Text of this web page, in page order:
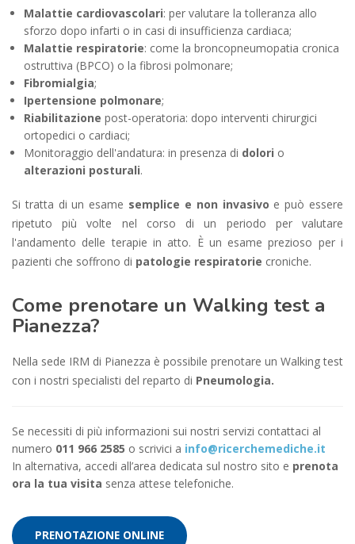
Malattie cardiovascolari: per valutare la tolleranza allo
sforzo dopo infarti o in casi di insufficienza cardiaca;
Malattie respiratorie: come la broncopneumopatia cronica
ostruttiva (BPCO) o la fibrosi polmonare;
Fibromialgia;
Ipertensione polmonare;
Riabilitazione post-operatoria: dopo interventi chirurgici
ortopedici o cardiaci;
Monitoraggio dell'andatura: in presenza di dolori o
alterazioni posturali.
Si tratta di un esame semplice e non invasivo e può essere
ripetuto più volte nel corso di un periodo per valutare
l'andamento delle terapie in atto. È un esame prezioso per i
pazienti che soffrono di patologie respiratorie croniche.
Come prenotare un Walking test a
Pianezza?
Nella sede IRM di Pianezza è possibile prenotare un Walking test
con i nostri specialisti del reparto di Pneumologia.
Se necessiti di più informazioni sui nostri servizi contattaci al
numero 011 966 2585 o scrivici a info@ricerchemediche.it
In alternativa, accedi all’area dedicata sul nostro sito e prenota
ora la tua visita senza attese telefoniche.
PRENOTAZIONE ONLINE